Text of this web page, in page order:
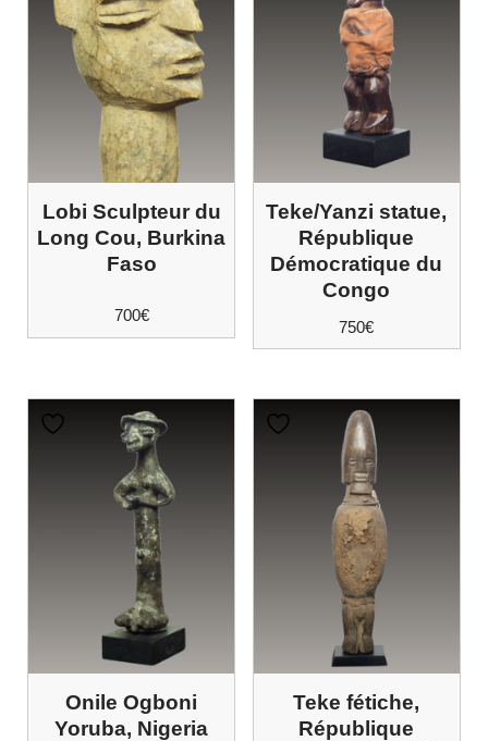
Lobi Sculpteur du
Long Cou, Burkina
Faso
700€
Teke/Yanzi statue,
République
Démocratique du
Congo
750€
Onile Ogboni
Yoruba, Nigeria
Teke fétiche,
République